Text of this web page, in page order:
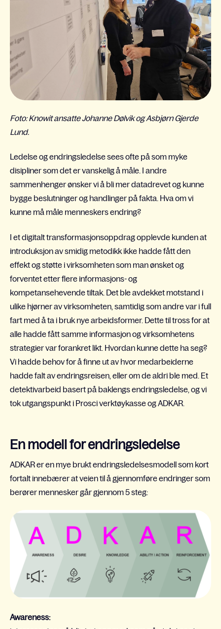
Foto: Knowit ansatte Johanne Dølvik og Asbjørn Gjerde
Lund.
Ledelse og endringsledelse sees ofte på som myke
disipliner som det er vanskelig å måle. I andre
sammenhenger ønsker vi å bli mer datadrevet og kunne
bygge beslutninger og handlinger på fakta. Hva om vi
kunne må måle menneskers endring?
I et digitalt transformasjonsoppdrag opplevde kunden at
introduksjon av smidig metodikk ikke hadde fått den
effekt og støtte i virksomheten som man ønsket og
forventet etter flere informasjons- og
kompetansehevende tiltak. Det ble avdekket motstand i
ulike hjørner av virksomheten, samtidig som andre var i full
fart med å ta i bruk nye arbeidsformer. Dette til tross for at
alle hadde fått samme informasjon og virksomhetens
strategier var forankret likt. Hvordan kunne dette ha seg?
Vi hadde behov for å finne ut av hvor medarbeiderne
hadde falt av endringsreisen, eller om de aldri ble med. Et
detektivarbeid basert på baklengs endringsledelse, og vi
tok utgangspunkt i Prosci verktøykasse og ADKAR.
En modell for endringsledelse
ADKAR er en mye brukt endringsledelsesmodell som kort
fortalt innebærer at veien til å gjennomføre endringer som
berører mennesker går gjennom 5 steg:
Awareness: